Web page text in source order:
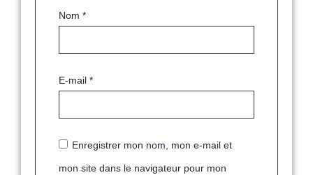
Nom*
E-mail*
Enregistrer mon nom, mon e-mail et
mon site dans le navigateur pour mon